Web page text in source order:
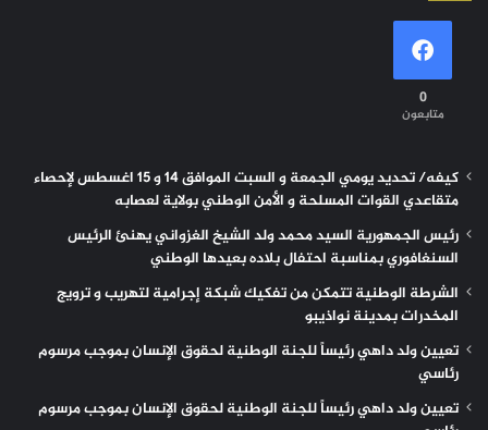
0
متابعون
كيفه/ تحديد يومي الجمعة و السبت الموافق 14 و 15 اغسطس لإحصاء
متقاعدي القوات المسلحة و الأمن الوطني بولاية لعصابه
رئيس الجمهورية السيد محمد ولد الشيخ الغزواني يهنئ الرئيس
السنغافوري بمناسبة احتفال بلاده بعيدها الوطني
الشرطة الوطنية تتمكن من تفكيك شبكة إجرامية لتهريب و ترويج
المخدرات بمدينة نواذيبو
تعيين ولد داهي رئيساً للجنة الوطنية لحقوق الإنسان بموجب مرسوم
رئاسي
تعيين ولد داهي رئيساً للجنة الوطنية لحقوق الإنسان بموجب مرسوم